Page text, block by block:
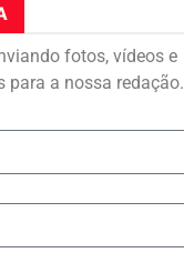
fotos, vídeos e
para a nossa redação.